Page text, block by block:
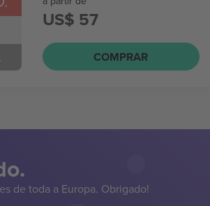
US$ 57
COMPRAR
de toda a Europa. Obrigado!